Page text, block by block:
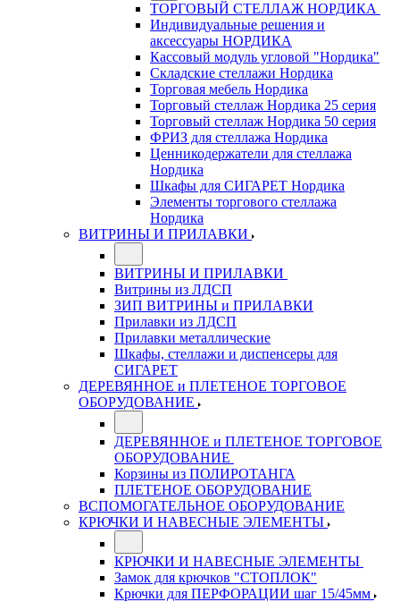
ТОРГОВЫЙ СТЕЛЛАЖ НОРДИКА
Индивидуальные решения и
аксессуары НОРДИКА
Кассовый модуль угловой "Нордика"
Складские стеллажи Нордика
Торговая мебель Нордика
Торговый стеллаж Нордика 25 серия
Торговый стеллаж Нордика 50 серия
ФРИЗ для стеллажа Нордика
Ценникодержатели для стеллажа
Нордика
Шкафы для СИГАРЕТ Нордика
Элементы торгового стеллажа
Нордика
ВИТРИНЫ И ПРИЛАВКИ
ВИТРИНЫ И ПРИЛАВКИ
Витрины из ЛДСП
ЗИП ВИТРИНЫ и ПРИЛАВКИ
Прилавки из ЛДСП
Прилавки металлические
Шкафы, стеллажи и диспенсеры для
СИГАРЕТ
ДЕРЕВЯННОЕ и ПЛЕТЕНОЕ ТОРГОВОЕ
ОБОРУДОВАНИЕ
ДЕРЕВЯННОЕ и ПЛЕТЕНОЕ ТОРГОВОЕ
ОБОРУДОВАНИЕ
Корзины из ПОЛИРОТАНГА
ПЛЕТЕНОЕ ОБОРУДОВАНИЕ
ВСПОМОГАТЕЛЬНОЕ ОБОРУДОВАНИЕ
КРЮЧКИ И НАВЕСНЫЕ ЭЛЕМЕНТЫ
КРЮЧКИ И НАВЕСНЫЕ ЭЛЕМЕНТЫ
Замок для крючков "СТОПЛОК"
Крючки для ПЕРФОРАЦИИ шаг 15/45мм